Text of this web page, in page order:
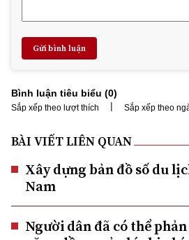
Gửi bình luận
Bình luận tiêu biểu (0)
Sắp xếp theo lượt thích | Sắp xếp theo
BÀI VIẾT LIÊN QUAN
Xây dựng bản đồ số du
Nam
Người dân đã có thể